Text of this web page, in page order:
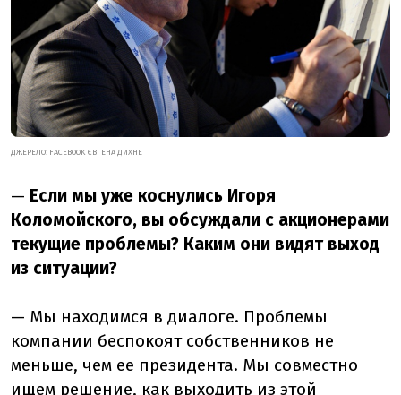
ДЖЕРЕЛО: FACEBOOK ЄВГЕНА ДИХНЕ
— Если мы уже коснулись Игоря
Коломойского, вы обсуждали с акционерами
текущие проблемы? Каким они видят выход
из ситуации?
— Мы находимся в диалоге. Проблемы
компании беспокоят собственников не
меньше, чем ее президента. Мы совместно
ищем решение, как выходить из этой